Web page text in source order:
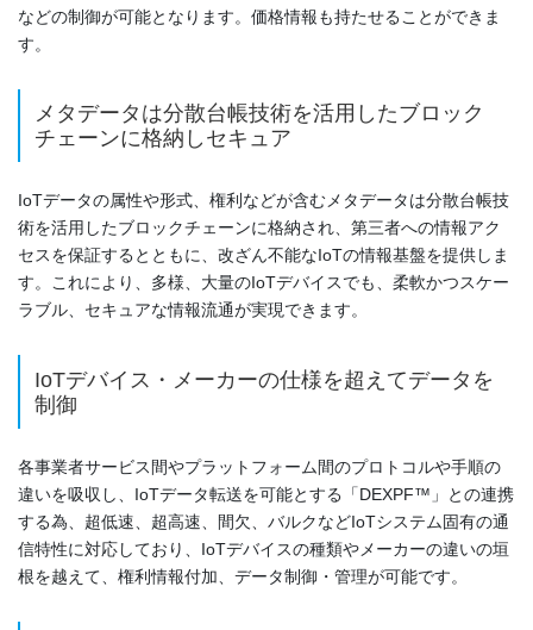
などの制御が可能となります。価格情報も持たせることができま
す。
メタデータは分散台帳技術を活用したブロック
チェーンに格納しセキュア
IoTデータの属性や形式、権利などが含むメタデータは分散台帳技
術を活用したブロックチェーンに格納され、第三者への情報アク
セスを保証するとともに、改ざん不能なIoTの情報基盤を提供しま
す。これにより、多様、大量のIoTデバイスでも、柔軟かつスケー
ラブル、セキュアな情報流通が実現できます。
IoTデバイス・メーカーの仕様を超えてデータを
制御
各事業者サービス間やプラットフォーム間のプロトコルや手順の
違いを吸収し、IoTデータ転送を可能とする「DEXPF™」との連携
する為、超低速、超高速、間欠、バルクなどIoTシステム固有の通
信特性に対応しており、IoTデバイスの種類やメーカーの違いの垣
根を越えて、権利情報付加、データ制御・管理が可能です。